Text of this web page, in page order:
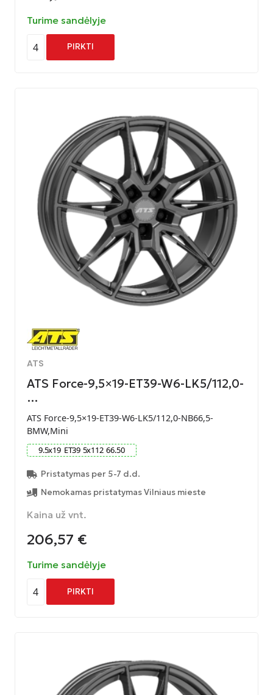
Turime sandėlyje
4 PIRKTI
ATS
ATS Force-9,5×19-ET39-W6-LK5/112,0-
…
ATS Force-9,5×19-ET39-W6-LK5/112,0-NB66,5-
BMW,Mini
9.5x19 ET39 5x112 66.50
Pristatymas per 5-7 d.d.
Nemokamas pristatymas Vilniaus mieste
Kaina už vnt.
206,57 €
Turime sandėlyje
4 PIRKTI